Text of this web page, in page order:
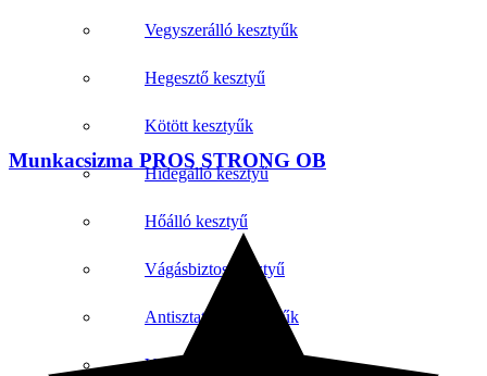
Vegyszerálló kesztyűk
Hegesztő kesztyű
Kötött kesztyűk
Hidegálló kesztyű
Hőálló kesztyű
Vágásbiztos kesztyű
Antisztatikus kesztyűk
Vibrációs kesztyűk
Munkacsizma PROS STRONG OB